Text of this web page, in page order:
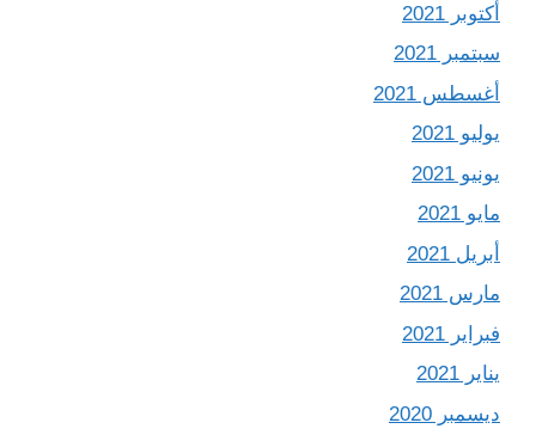
أكتوبر 2021
سبتمبر 2021
أغسطس 2021
يوليو 2021
يونيو 2021
مايو 2021
أبريل 2021
مارس 2021
فبراير 2021
يناير 2021
ديسمبر 2020